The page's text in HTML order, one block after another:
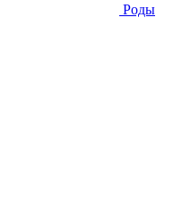
Роды